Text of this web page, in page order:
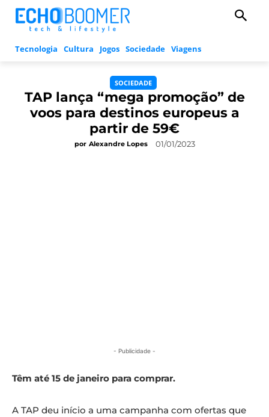
Tecnologia Cultura Jogos Sociedade Viagens
SOCIEDADE
TAP lança “mega promoção” de
voos para destinos europeus a
partir de 59€
por Alexandre Lopes 01/01/2023
- Publicidade -
Têm até 15 de janeiro para comprar.
A TAP deu início a uma campanha com ofertas que